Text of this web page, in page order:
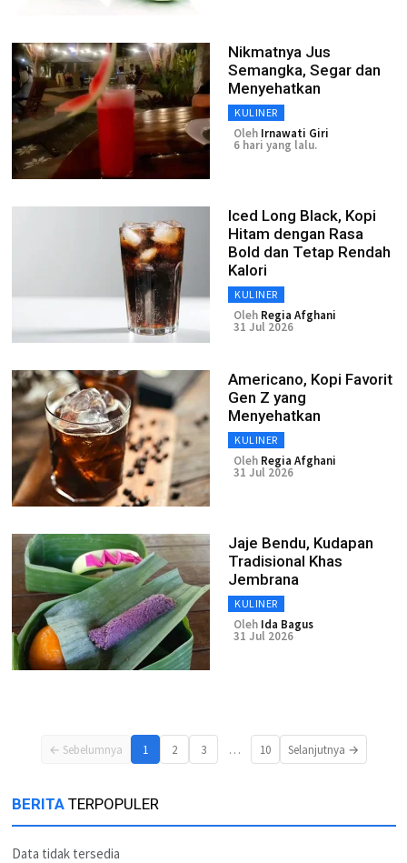
Nikmatnya Jus
Semangka, Segar dan
Menyehatkan
KULINER
Oleh Irnawati Giri
6 hari yang lalu.
Iced Long Black, Kopi
Hitam dengan Rasa
Bold dan Tetap Rendah
Kalori
KULINER
Oleh Regia Afghani
31 Jul 2026
Americano, Kopi Favorit
Gen Z yang
Menyehatkan
KULINER
Oleh Regia Afghani
31 Jul 2026
Jaje Bendu, Kudapan
Tradisional Khas
Jembrana
KULINER
Oleh Ida Bagus
31 Jul 2026
← Sebelumnya 1 2 3 … 10 Selanjutnya →
BERITA TERPOPULER
Data tidak tersedia